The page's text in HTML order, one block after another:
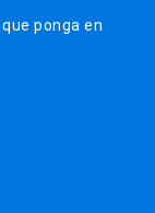
ponga en